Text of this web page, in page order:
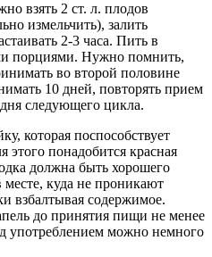
взять 2 ст. л. плодов
измельчить), залить
2-3 часа. Пить в
порциями. Нужно помнить,
во второй половине
10 дней, повторять прием
следующего цикла.
которая поспособствует
понадобится красная
должна быть хорошего
месте, куда не проникают
взбалтывая содержимое.
до принятия пищи не менее
употреблением можно немного